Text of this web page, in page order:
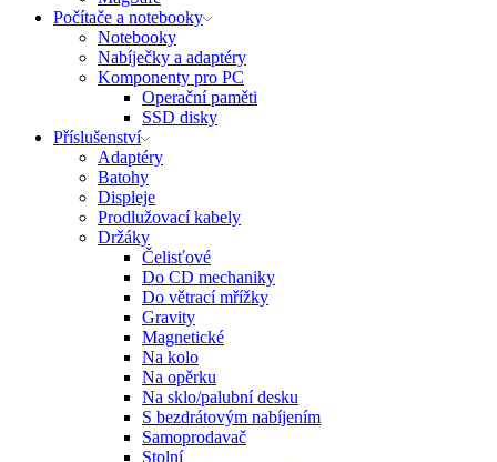
Počítače a notebooky
Notebooky
Nabíječky a adaptéry
Komponenty pro PC
Operační paměti
SSD disky
Příslušenství
Adaptéry
Batohy
Displeje
Prodlužovací kabely
Držáky
Čelisťové
Do CD mechaniky
Do větrací mřížky
Gravity
Magnetické
Na kolo
Na opěrku
Na sklo/palubní desku
S bezdrátovým nabíjením
Samoprodavač
Stolní